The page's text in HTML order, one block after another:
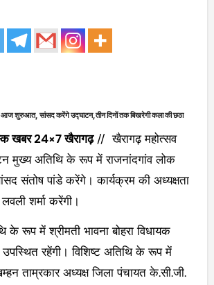
आज शुरुआत, सांसद करेंगे उद्घाटन,तीन दिनों तक बिखरेगी कला की छठा
खबर 24×7 खैरागढ़// खैरागढ़ महोत्सव
मुख्य अतिथि के रूप में राजनांदगांव लोक
संतोष पांडे करेंगे। कार्यक्रम की अध्यक्षता
शर्मा करेंगी।
के रूप में श्रीमती भावना बोहरा विधायक
उपस्थित रहेंगी। विशिष्ट अतिथि के रूप में
ताम्रकार अध्यक्ष जिला पंचायत के.सी.जी.